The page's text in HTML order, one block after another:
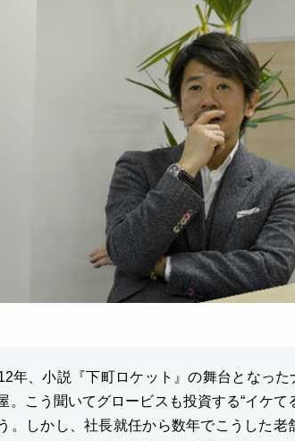
年、小説『下町ロケット』の舞台となっ
。こう聞いてグロービスも投資する“イケ
。しかし、社長就任から数年でこうした